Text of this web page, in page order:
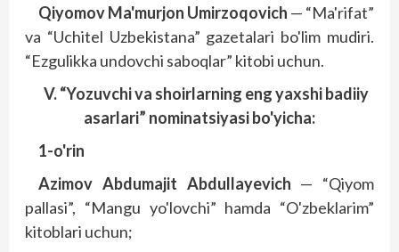
Qiyomov Ma'murjon Umirzoqovich — “Ma'rifat”
va “Uchitel Uzbekistana” gazetalari bo'lim mudiri.
“Ezgulikka undovchi saboqlar” kitobi uchun.
V. “Yozuvchi va shoirlarning eng yaxshi badiiy
asarlari” nominatsiyasi bo'yicha:
1-o'rin
Azimov Abdumajit Abdullayevich — “Qiyom
pallasi”, “Mangu yo'lovchi” hamda “O'zbeklarim”
kitoblari uchun;